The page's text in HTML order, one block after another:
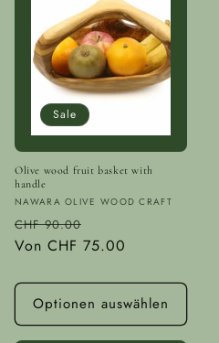
Sale
Olive wood fruit basket with
handle
Anbieter:
NAWARA OLIVE WOOD CRAFT
Normaler
Preis
CHF 90.00
Von CHF 75.00
Optionen auswählen